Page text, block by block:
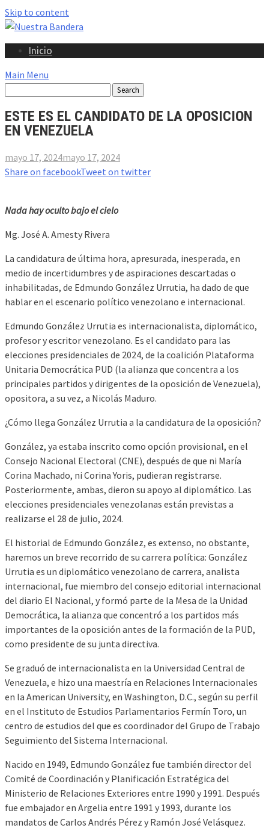
Skip to content
Inicio
Main Menu
ESTE ES EL CANDIDATO DE LA OPOSICION
EN VENEZUELA
mayo 17, 2024mayo 17, 2024
Share on facebookTweet on twitter
Nada hay oculto bajo el cielo
Mg. José A. Amesty Rivera
La candidatura de última hora, apresurada, inesperada, en
medio de incertidumbres y de aspiraciones descartadas o
inhabilitadas, de Edmundo González Urrutia, ha dado de que
hablar en el escenario político venezolano e internacional.
Edmundo González Urrutia es internacionalista, diplomático,
profesor y escritor venezolano. Es el candidato para las
elecciones presidenciales de 2024, de la coalición Plataforma
Unitaria Democrática PUD (la alianza que concentra a los
principales partidos y dirigentes de la oposición de Venezuela),
opositora, a su vez, a Nicolás Maduro.
¿Cómo llega González Urrutia a la candidatura de la oposición?
González, ya estaba inscrito como opción provisional, en el
Consejo Nacional Electoral (CNE), después de que ni María
Corina Machado, ni Corina Yoris, pudieran registrarse.
Posteriormente, ambas, dieron su apoyo al diplomático. Las
elecciones presidenciales venezolanas están previstas a
realizarse el 28 de julio, 2024.
El historial de Edmundo González, es extenso, no obstante,
haremos un breve recorrido de su carrera política: González
Urrutia es un diplomático venezolano de carrera, analista
internacional, fue miembro del consejo editorial internacional
del diario El Nacional, y formó parte de la Mesa de la Unidad
Democrática, la alianza que concentró a los partidos más
importantes de la oposición antes de la formación de la PUD,
como presidente de su junta directiva.
Se graduó de internacionalista en la Universidad Central de
Venezuela, e hizo una maestría en Relaciones Internacionales
en la American University, en Washington, D.C., según su perfil
en el Instituto de Estudios Parlamentarios Fermín Toro, un
centro de estudios del que es coordinador del Grupo de Trabajo
Seguimiento del Sistema Internacional.
Nacido en 1949, Edmundo González fue también director del
Comité de Coordinación y Planificación Estratégica del
Ministerio de Relaciones Exteriores entre 1990 y 1991. Después
fue embajador en Argelia entre 1991 y 1993, durante los
mandatos de Carlos Andrés Pérez y Ramón José Velásquez.